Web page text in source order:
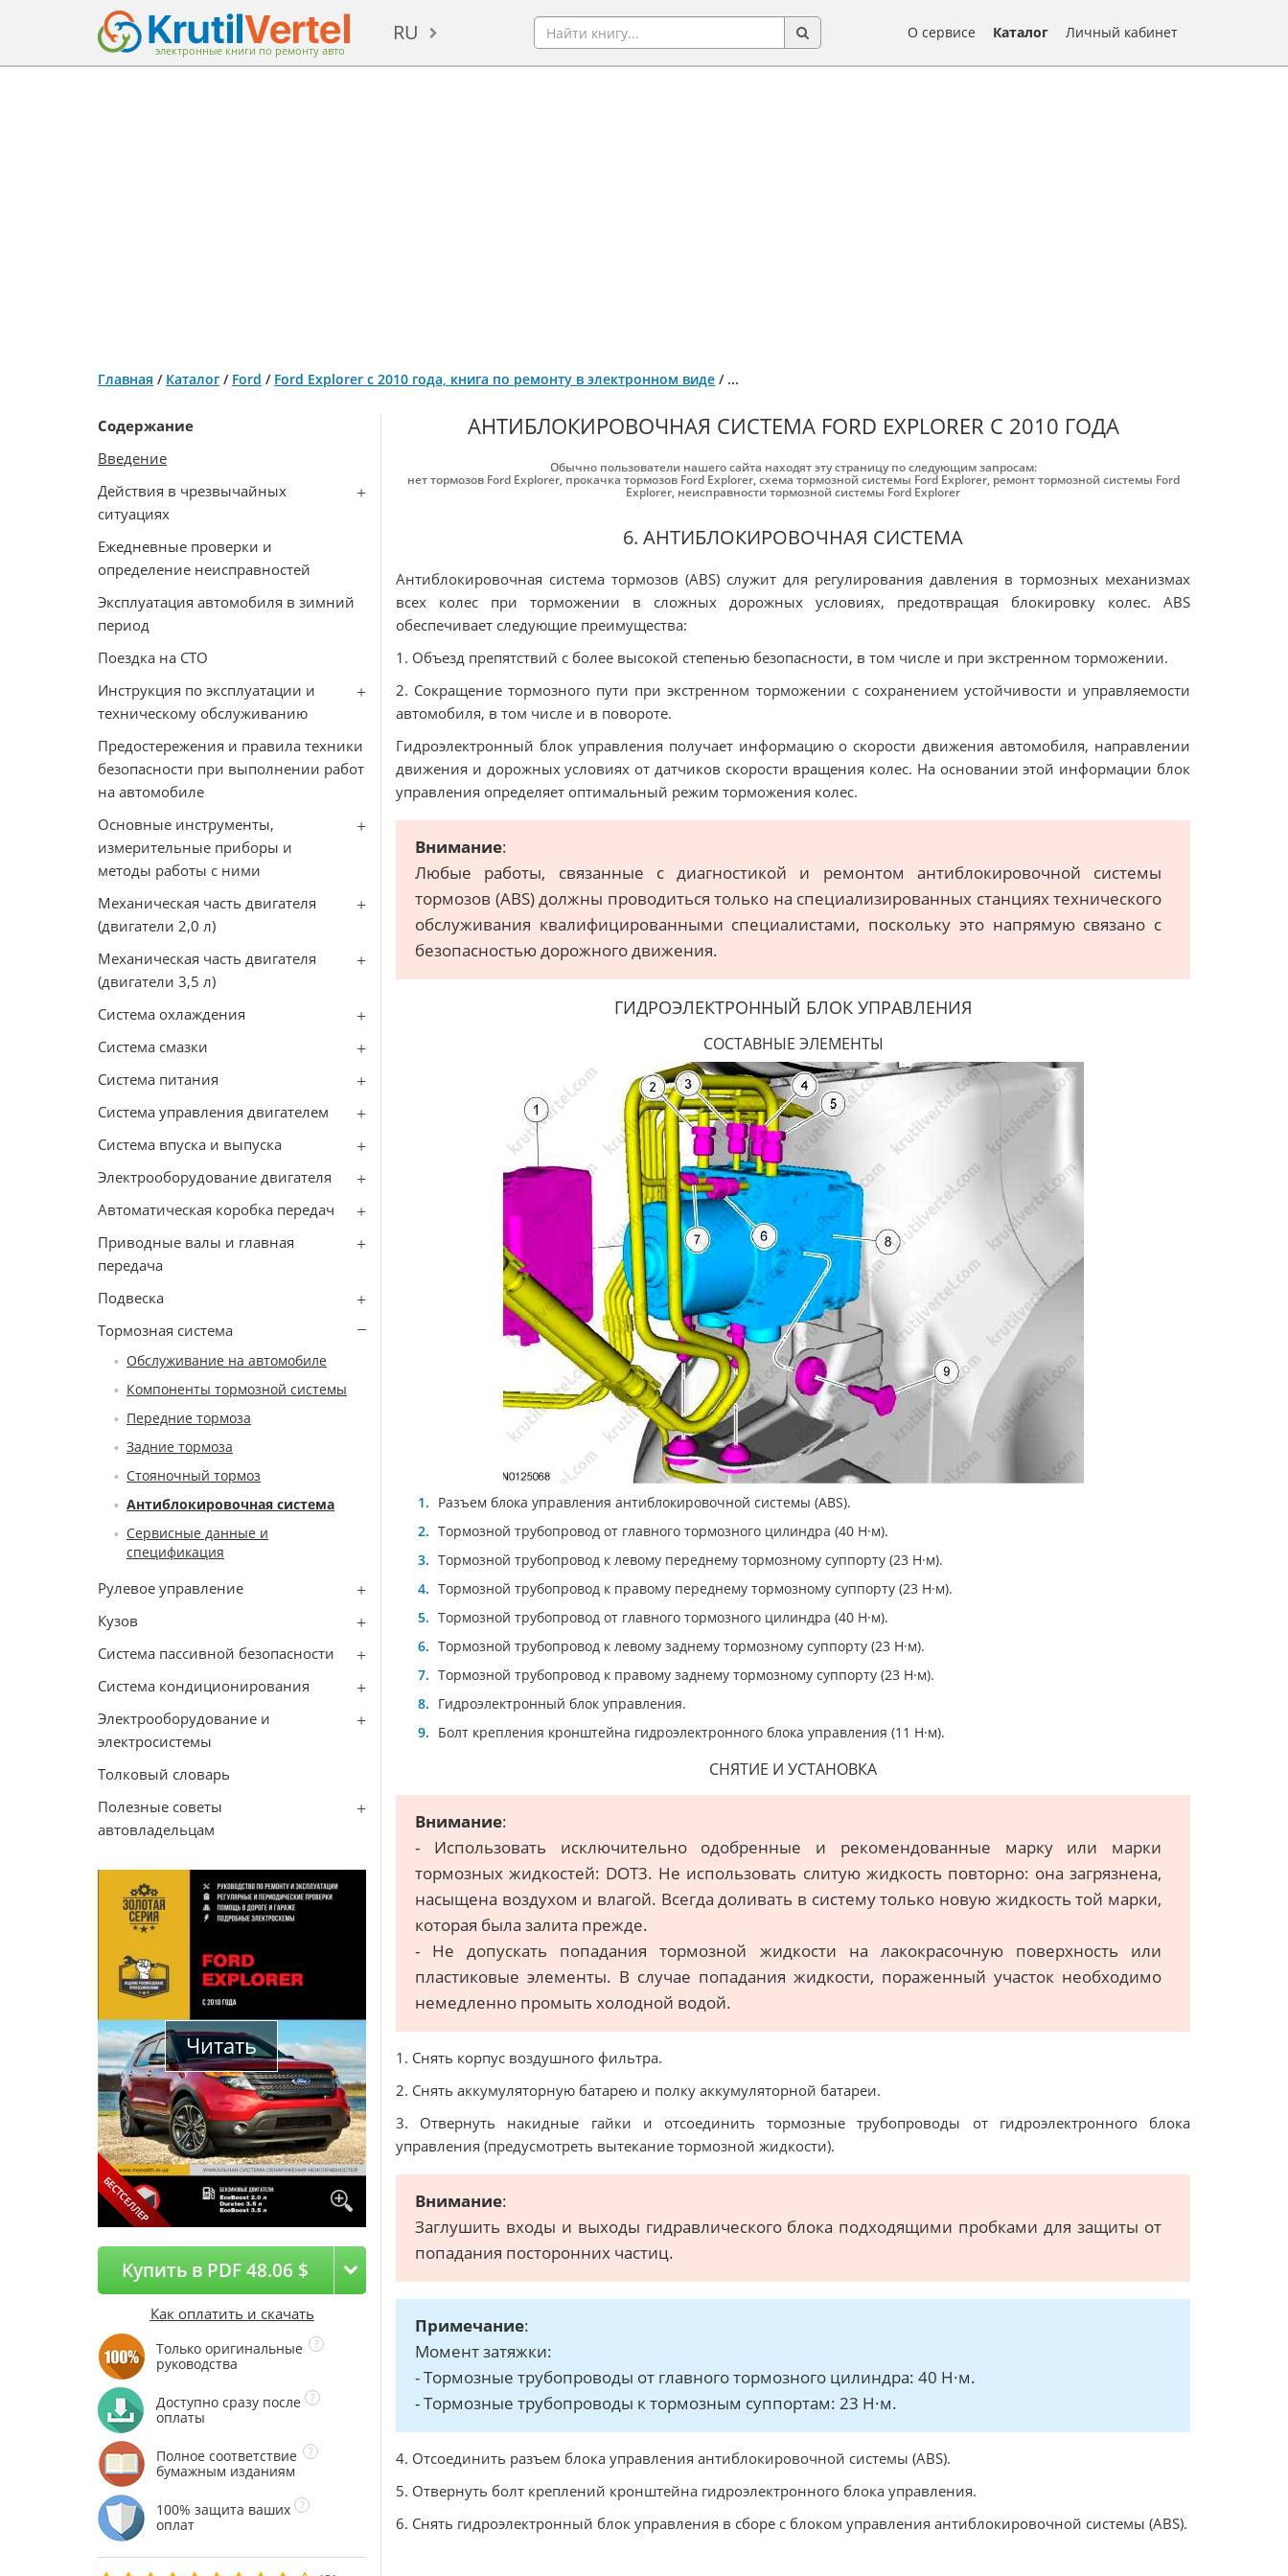
электронные книги по ремонту авто
RU О сервисе Каталог Личный кабинет
Главная / Каталог / Ford / Ford Explorer с 2010 года, книга по ремонту в электронном виде / ...
Содержание
Введение
Действия в чрезвычайных
ситуациях
Ежедневные проверки и
определение неисправностей
Эксплуатация автомобиля в зимний
период
Поездка на СТО
Инструкция по эксплуатации и
техническому обслуживанию
Предостережения и правила техники
безопасности при выполнении работ
на автомобиле
Основные инструменты,
измерительные приборы и
методы работы с ними
Механическая часть двигателя
(двигатели 2,0 л)
Механическая часть двигателя
(двигатели 3,5 л)
Система охлаждения
Система смазки
Система питания
Система управления двигателем
Система впуска и выпуска
Электрооборудование двигателя
Автоматическая коробка передач
Приводные валы и главная
передача
Подвеска
Тормозная система
Обслуживание на автомобиле
Компоненты тормозной системы
Передние тормоза
Задние тормоза
Стояночный тормоз
Антиблокировочная система
Сервисные данные и
спецификация
Рулевое управление
Кузов
Система пассивной безопасности
Система кондиционирования
Электрооборудование и
электросистемы
Толковый словарь
Полезные советы
автовладельцам
Читать
Купить в PDF 48.06 $
Как оплатить и скачать
Только оригинальные
руководства
Доступно сразу после
оплаты
Полное соответствие
бумажным изданиям
100% защита ваших
оплат
АНТИБЛОКИРОВОЧНАЯ СИСТЕМА FORD EXPLORER С 2010 ГОДА
Обычно пользователи нашего сайта находят эту страницу по следующим запросам:
нет тормозов Ford Explorer, прокачка тормозов Ford Explorer,схема тормозной системы Ford Explorer, ремонт тормозной системы Ford
Explorer, неисправности тормозной системы Ford Explorer
6. АНТИБЛОКИРОВОЧНАЯ СИСТЕМА
Антиблокировочная система тормозов (ABS) служит для регулирования давления в тормозных механизмах
всех колес при торможении в сложных дорожных условиях, предотвращая блокировку колес. ABS
обеспечивает следующие преимущества:
1. Объезд препятствий с более высокой степенью безопасности, в том числе и при экстренном торможении.
2. Сокращение тормозного пути при экстренном торможении с сохранением устойчивости и управляемости
автомобиля, в том числе и в повороте.
Гидроэлектронный блок управления получает информацию о скорости движения автомобиля, направлении
движения и дорожных условиях от датчиков скорости вращения колес. На основании этой информации блок
управления определяет оптимальный режим торможения колес.
Внимание:
Любые работы, связанные с диагностикой и ремонтом антиблокировочной системы
тормозов (ABS) должны проводиться только на специализированных станциях технического
обслуживания квалифицированными специалистами, поскольку это напрямую связано с
безопасностью дорожного движения.
ГИДРОЭЛЕКТРОННЫЙ БЛОК УПРАВЛЕНИЯ
СОСТАВНЫЕ ЭЛЕМЕНТЫ
Разъем блока управления антиблокировочной системы (ABS).
Тормозной трубопровод от главного тормозного цилиндра (40 Н·м).
Тормозной трубопровод к левому переднему тормозному суппорту (23 Н·м).
Тормозной трубопровод к правому переднему тормозному суппорту (23 Н·м).
Тормозной трубопровод от главного тормозного цилиндра (40 Н·м).
Тормозной трубопровод к левому заднему тормозному суппорту (23 Н·м).
Тормозной трубопровод к правому заднему тормозному суппорту (23 Н·м).
Гидроэлектронный блок управления.
Болт крепления кронштейна гидроэлектронного блока управления (11 Н·м).
СНЯТИЕ И УСТАНОВКА
Внимание:
- Использовать исключительно одобренные и рекомендованные марку или марки
тормозных жидкостей: DOT3. Не использовать слитую жидкость повторно: она загрязнена,
насыщена воздухом и влагой. Всегда доливать в систему только новую жидкость той марки,
которая была залита прежде.
- Не допускать попадания тормозной жидкости на лакокрасочную поверхность или
пластиковые элементы. В случае попадания жидкости, пораженный участок необходимо
немедленно промыть холодной водой.
1. Снять корпус воздушного фильтра.
2. Снять аккумуляторную батарею и полку аккумуляторной батареи.
3. Отвернуть накидные гайки и отсоединить тормозные трубопроводы от гидроэлектронного блока
управления (предусмотреть вытекание тормозной жидкости).
Внимание:
Заглушить входы и выходы гидравлического блока подходящими пробками для защиты от
попадания посторонних частиц.
Примечание:
Момент затяжки:
- Тормозные трубопроводы от главного тормозного цилиндра: 40 Н·м.
- Тормозные трубопроводы к тормозным суппортам: 23 Н·м.
4. Отсоединить разъем блока управления антиблокировочной системы (ABS).
5. Отвернуть болт креплений кронштейна гидроэлектронного блока управления.
6. Снять гидроэлектронный блок управления в сборе с блоком управления антиблокировочной системы (ABS).